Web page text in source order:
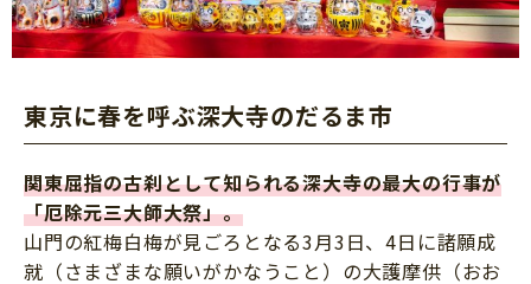
東京に春を呼ぶ深大寺のだるま市
関東屈指の古刹として知られる深大寺の最大の行事が
「厄除元三大師大祭」。
山門の紅梅白梅が見ごろとなる3月3日、4日に諸願成
就（さまざまな願いがかなうこと）の大護摩供（おお